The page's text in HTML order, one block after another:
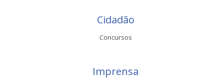
Cidadão
Concursos
Imprensa